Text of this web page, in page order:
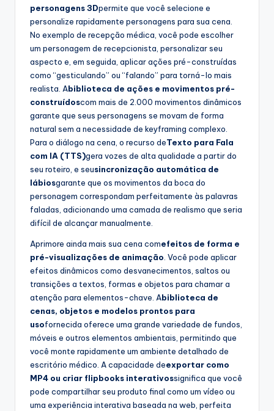
personagens 3Dpermite que você selecione e
personalize rapidamente personagens para sua cena.
No exemplo de recepção médica, você pode escolher
um personagem de recepcionista, personalizar seu
aspecto e, em seguida, aplicar ações pré-construídas
como “gesticulando” ou “falando” para torná-lo mais
realista. Abiblioteca de ações e movimentos pré-
construídoscom mais de 2.000 movimentos dinâmicos
garante que seus personagens se movam de forma
natural sem a necessidade de keyframing complexo.
Para o diálogo na cena, o recurso deTexto para Fala
com IA (TTS)gera vozes de alta qualidade a partir do
seu roteiro, e seusincronização automática de
lábiosgarante que os movimentos da boca do
personagem correspondam perfeitamente às palavras
faladas, adicionando uma camada de realismo que seria
difícil de alcançar manualmente.
Aprimore ainda mais sua cena comefeitos de forma e
pré-visualizações de animação . Você pode aplicar
efeitos dinâmicos como desvanecimentos, saltos ou
transições a textos, formas e objetos para chamar a
atenção para elementos-chave. Abiblioteca de
cenas, objetos e modelos prontos para
usofornecida oferece uma grande variedade de fundos,
móveis e outros elementos ambientais, permitindo que
você monte rapidamente um ambiente detalhado de
escritório médico. A capacidade deexportar como
MP4 ou criar flipbooks interativossignifica que você
pode compartilhar seu produto final como um vídeo ou
uma experiência interativa baseada na web, perfeita